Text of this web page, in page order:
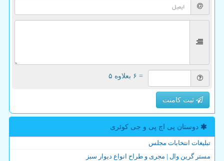
= ۶ بعلاوه ۵
ثبت کامنت
دوستان پی اچ پی و جی كوئری
تبلیغات انتخابات مجلس
مستر گرین وال | مجری و طراح انواع دیوار سبز